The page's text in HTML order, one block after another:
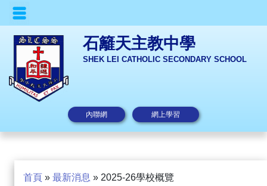
石籬天主教中學
SHEK LEI CATHOLIC SECONDARY SCHOOL
內聯網 網上學習
首頁 » 最新消息 » 2025-26學校概覽